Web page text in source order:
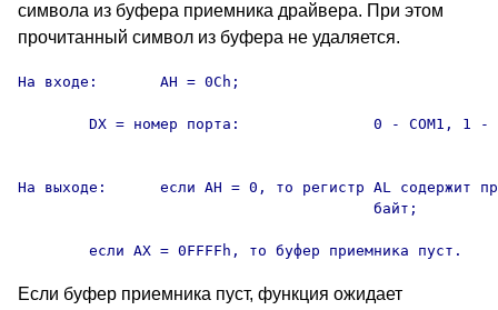
символа из буфера приемника драйвера. При этом
прочитанный символ из буфера не удаляется.
На входе:	AH = 0Ch;
На выходе:	если AH = 0, то регистр AL содержит принятый
	если AX = 0FFFFh, то буфер приемника пуст.
Если буфер приемника пуст, функция ожидает